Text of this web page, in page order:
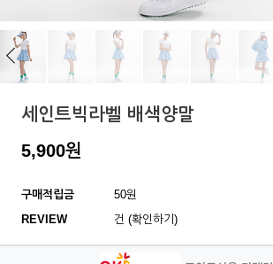
세인트빅라벨 배색양말
5,900원
구매적립금
50원
REVIEW
건 (확인하기)